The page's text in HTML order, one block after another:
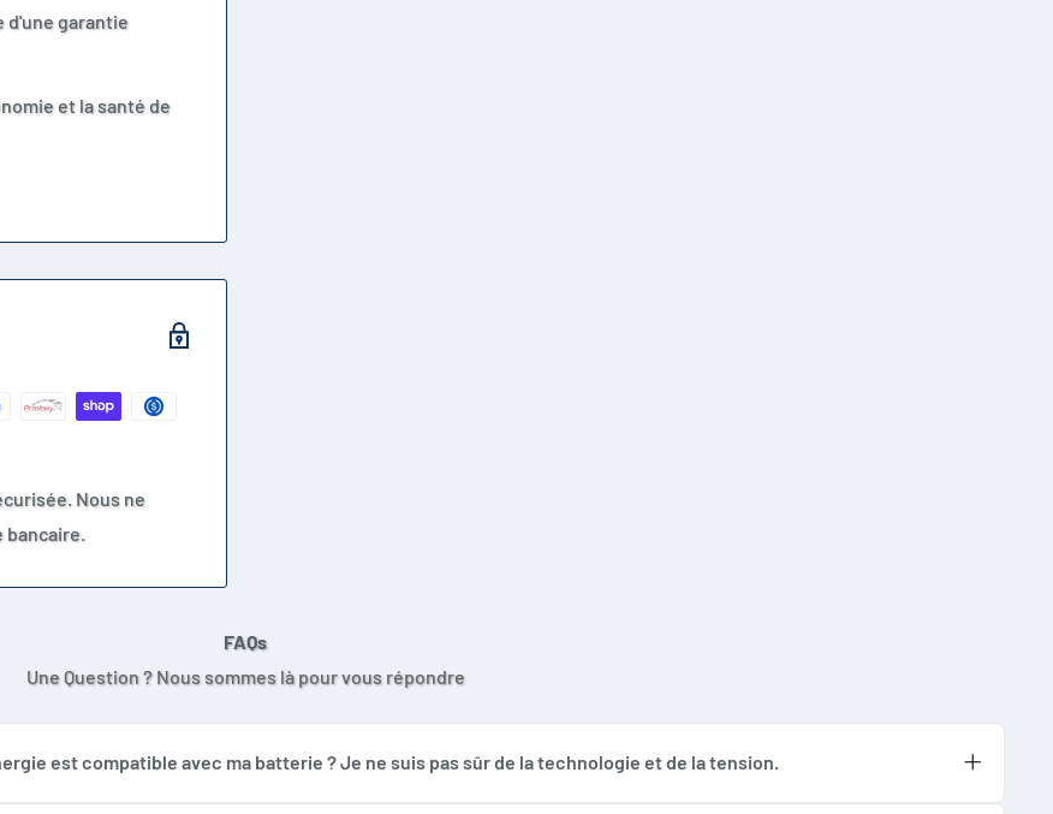
d'une garantie
et la santé de
Nous ne
FAQs
Une Question ? Nous sommes là pour vous répondre
est compatible avec ma batterie ? Je ne suis pas sûr de la technologie et de la tension.